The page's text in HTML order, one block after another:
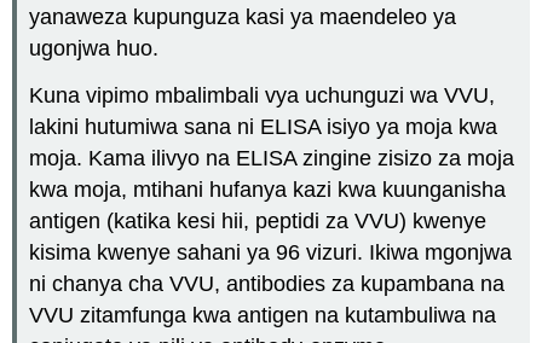
yanaweza kupunguza kasi ya maendeleo ya
ugonjwa huo.
Kuna vipimo mbalimbali vya uchunguzi wa VVU,
lakini hutumiwa sana ni ELISA isiyo ya moja kwa
moja. Kama ilivyo na ELISA zingine zisizo za moja
kwa moja, mtihani hufanya kazi kwa kuunganisha
antigen (katika kesi hii, peptidi za VVU) kwenye
kisima kwenye sahani ya 96 vizuri. Ikiwa mgonjwa
ni chanya cha VVU, antibodies za kupambana na
VVU zitamfunga kwa antigen na kutambuliwa na